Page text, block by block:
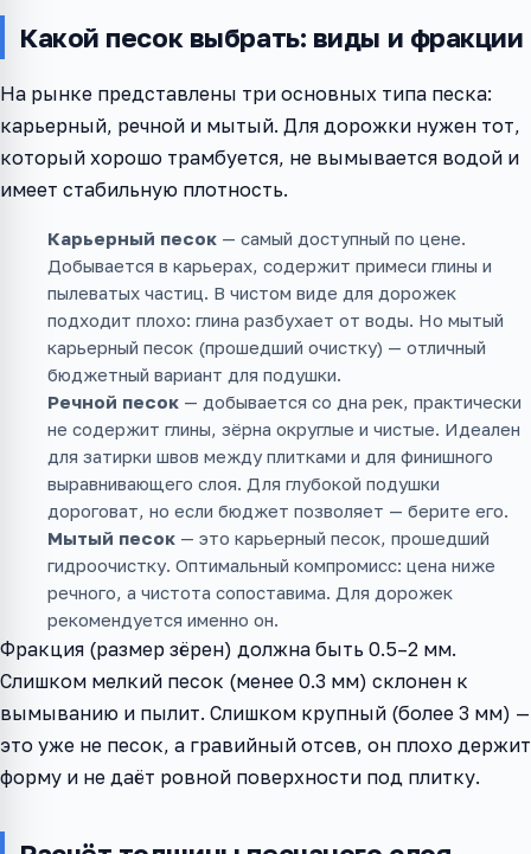
Какой песок выбрать: виды и фракции
На рынке представлены три основных типа песка:
карьерный, речной и мытый. Для дорожки нужен тот,
который хорошо трамбуется, не вымывается водой и
имеет стабильную плотность.
Карьерный песок — самый доступный по цене.
Добывается в карьерах, содержит примеси глины и
пылеватых частиц. В чистом виде для дорожек
подходит плохо: глина разбухает от воды. Но мытый
карьерный песок (прошедший очистку) — отличный
бюджетный вариант для подушки.
Речной песок — добывается со дна рек, практически
не содержит глины, зёрна округлые и чистые. Идеален
для затирки швов между плитками и для финишного
выравнивающего слоя. Для глубокой подушки
дороговат, но если бюджет позволяет — берите его.
Мытый песок — это карьерный песок, прошедший
гидроочистку. Оптимальный компромисс: цена ниже
речного, а чистота сопоставима. Для дорожек
рекомендуется именно он.
Фракция (размер зёрен) должна быть 0.5–2 мм.
Слишком мелкий песок (менее 0.3 мм) склонен к
вымыванию и пылит. Слишком крупный (более 3 мм) —
это уже не песок, а гравийный отсев, он плохо держит
форму и не даёт ровной поверхности под плитку.